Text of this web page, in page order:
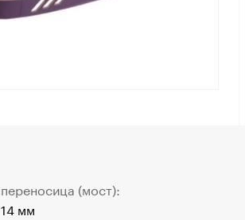
переносица (мост):
14 мм